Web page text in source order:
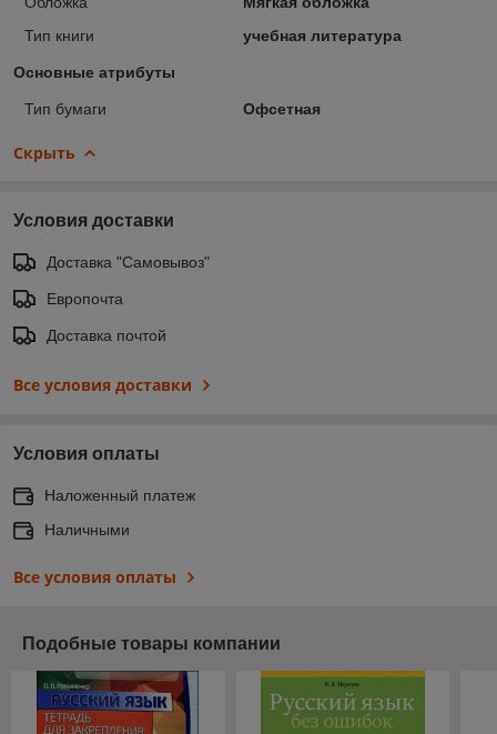
Тип книги
учебная литература
Основные атрибуты
Тип бумаги Офсетная
Скрыть
Условия доставки
Доставка "Самовывоз"
Европочта
Доставка почтой
Все условия доставки
Условия оплаты
Наложенный платеж
Наличными
Все условия оплаты
Подобные товары компании